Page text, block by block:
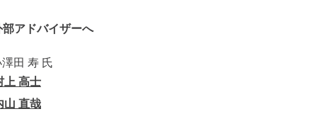
アドバイザーへ
田 寿 氏
上 高士
山 直哉